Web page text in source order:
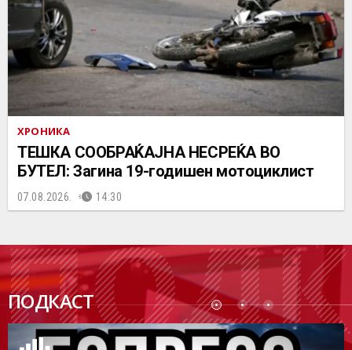
ХРОНИКА
ТЕШКА СООБРАЌАЈНА НЕСРЕЌА ВО
БУТЕЛ: Загина 19-годишен мотоциклист
07.08.2026. 14:30
ПОДКАСТ
ПОДК